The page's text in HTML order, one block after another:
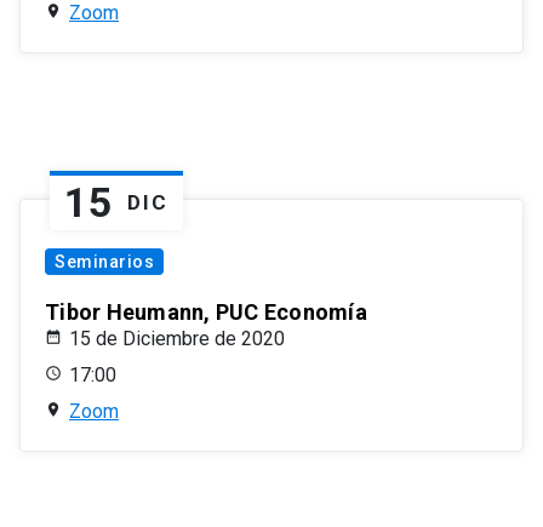
Zoom
15 DIC
Seminarios
Tibor Heumann, PUC Economía
15 de Diciembre de 2020
17:00
Zoom